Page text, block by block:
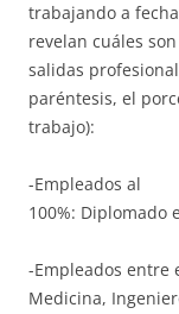
trabajando a
revelan cuáles
salidas
paréntesis, el
trabajo):
-Empleados al
100%: Diplomado
-Empleados entre
Medicina,